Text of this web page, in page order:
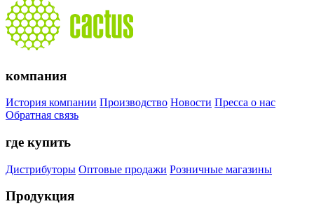
компания
История компании Производство Новости Пресса о нас
Обратная связь
где купить
Дистрибуторы Оптовые продажи Розничные магазины
Продукция